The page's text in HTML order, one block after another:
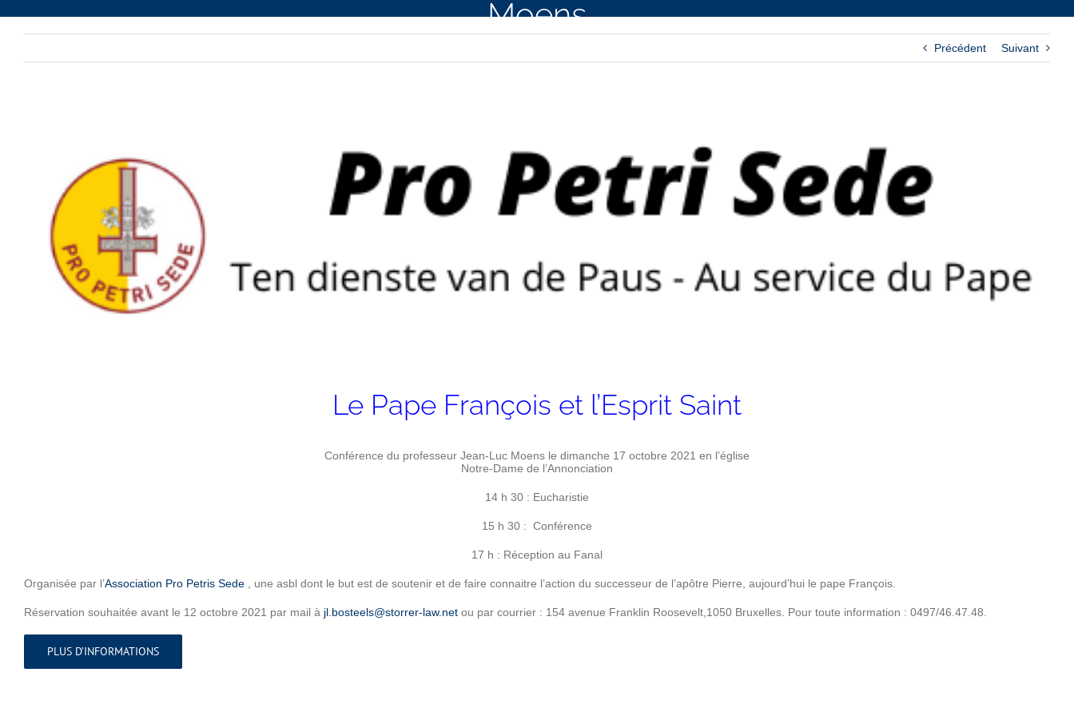
Moens
Précédent Suivant
Le Pape François et l’Esprit Saint
Conférence du professeur Jean-Luc Moens le dimanche 17 octobre 2021 en l’église
Notre-Dame de l’Annonciation
14 h 30 : Eucharistie
15 h 30 : Conférence
17 h : Réception au Fanal
Organisée par l’Association Pro Petris Sede , une asbl dont le but est de soutenir et de faire connaitre l’action du successeur de l’apôtre Pierre, aujourd’hui le pape François.
Réservation souhaitée avant le 12 octobre 2021 par mail à jl.bosteels@storrer-law.net ou par courrier : 154 avenue Franklin Roosevelt,1050 Bruxelles. Pour toute information : 0497/46.47.48.
PLUS D’INFORMATIONS